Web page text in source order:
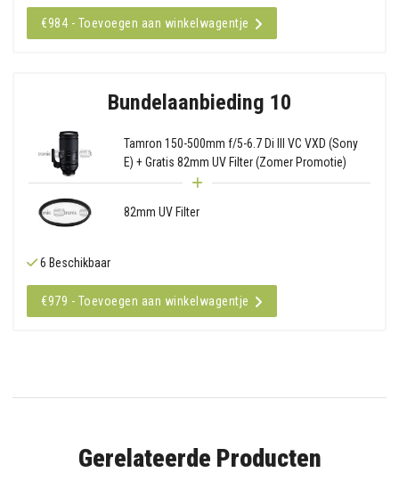
€984 - Toevoegen aan winkelwagentje
Bundelaanbieding 10
Tamron 150-500mm f/5-6.7 Di III VC VXD (Sony
E) + Gratis 82mm UV Filter (Zomer Promotie)
82mm UV Filter
6 Beschikbaar
€979 - Toevoegen aan winkelwagentje
Gerelateerde Producten